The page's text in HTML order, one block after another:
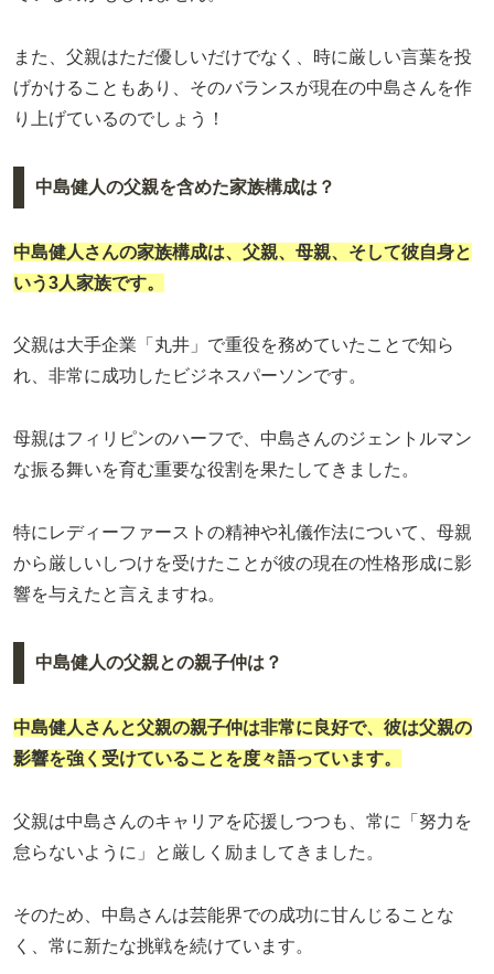
また、父親はただ優しいだけでなく、時に厳しい言葉を投
げかけることもあり、そのバランスが現在の中島さんを作
り上げているのでしょう！
中島健人の父親を含めた家族構成は？
中島健人さんの家族構成は、父親、母親、そして彼自身と
いう3人家族です。
父親は大手企業「丸井」で重役を務めていたことで知ら
れ、非常に成功したビジネスパーソンです。
母親はフィリピンのハーフで、中島さんのジェントルマン
な振る舞いを育む重要な役割を果たしてきました。
特にレディーファーストの精神や礼儀作法について、母親
から厳しいしつけを受けたことが彼の現在の性格形成に影
響を与えたと言えますね。
中島健人の父親との親子仲は？
中島健人さんと父親の親子仲は非常に良好で、彼は父親の
影響を強く受けていることを度々語っています。
父親は中島さんのキャリアを応援しつつも、常に「努力を
怠らないように」と厳しく励ましてきました。
そのため、中島さんは芸能界での成功に甘んじることな
く、常に新たな挑戦を続けています。